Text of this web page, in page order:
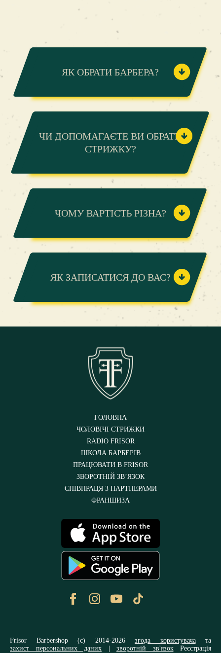
ЯК ОБРАТИ БАРБЕРА?
ЧИ ДОПОМАГАЄТЕ ВИ ОБРАТИ
СТРИЖКУ?
ЧОМУ ВАРТІСТЬ РІЗНА?
ЯК ЗАПИСАТИСЯ ДО ВАС?
ГОЛОВНА
ЧОЛОВІЧІ СТРИЖКИ
RADIO FRISOR
ШКОЛА БАРБЕРІВ
ПРАЦЮВАТИ В FRISOR
ЗВОРОТНІЙ ЗВ’ЯЗОК
СПІВПРАЦЯ З ПАРТНЕРАМИ
ФРАНШИЗА
Frisor Barbershop (c) 2014-2026 згода користувачата
захист персональних даних
зворотній зв'язокРеєстрація